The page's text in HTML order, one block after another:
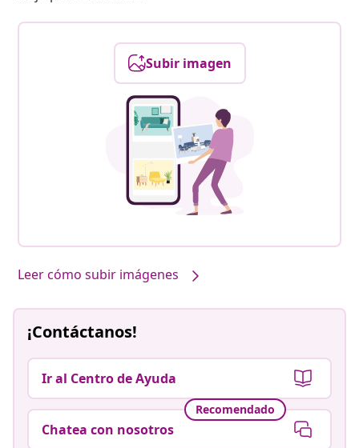
Subir imagen
Leer cómo subir imágenes
¡Contáctanos!
Ir al Centro de Ayuda
Recomendado
Chatea con nosotros